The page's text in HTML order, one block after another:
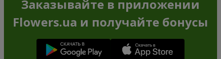
Заказывайте в приложении
Flowers.ua и получайте бонусы